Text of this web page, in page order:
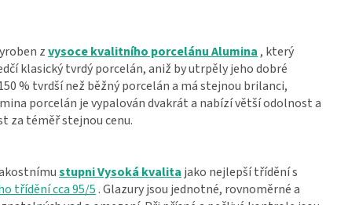
zvysoce kvalitního porcelánu Alumina , který
klasický tvrdý porcelán, aniž by utrpěly jeho dobré
% tvrdší než běžný porcelán a má stejnou brilanci,
porcelán je vypalován dvakrát a nabízí větší odolnost a
za téměř stejnou cenu.
stupni Vysoká kvalita jako nejlepší třídění s
třídění cca 95/5 . Glazury jsou jednotné, rovnoměrné a